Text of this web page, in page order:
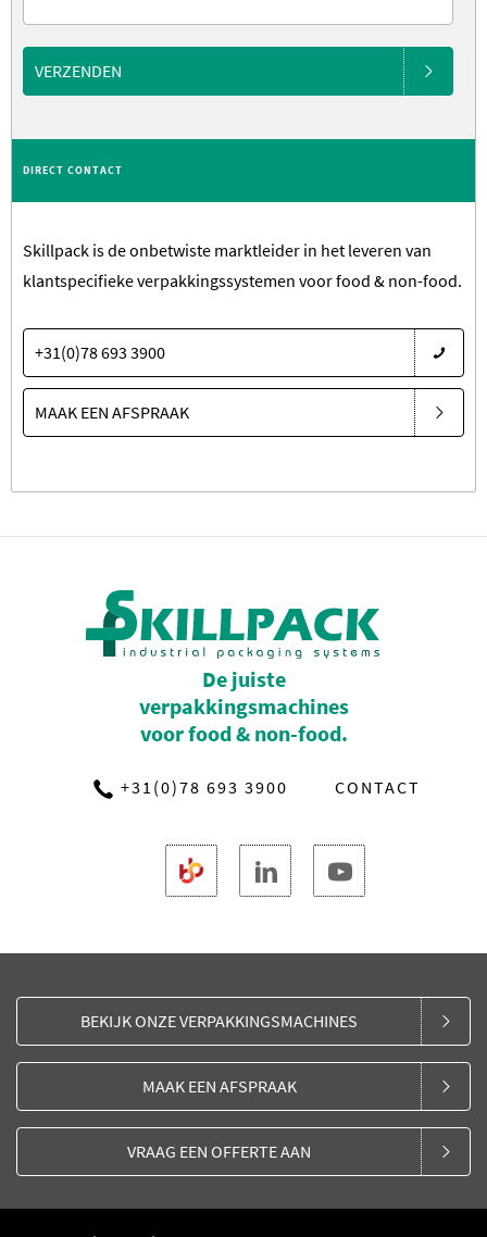
VERZENDEN
DIRECT CONTACT
Skillpack is de onbetwiste marktleider in het leveren van
klantspecifieke verpakkingssystemen voor food & non-food.
+31(0)78 693 3900
MAAK EEN AFSPRAAK
De juiste
verpakkingsmachines
voor food & non-food.
+31(0)78 693 3900 CONTACT
BEKIJK ONZE VERPAKKINGSMACHINES
MAAK EEN AFSPRAAK
VRAAG EEN OFFERTE AAN